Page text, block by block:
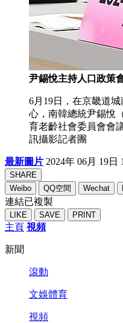
尹錫悅主持人口政策
6月19日，在京畿道
心，南韓總統尹錫悅
育老齡社會委員會會
訊攝影記者團
最新圖片 2024年 06月 19日
SHARE
Weibo
QQ空間 Wechat
連結已複製
LIKE SAVE PRINT
主頁 視頻
新聞
滾動
文娛體育
視頻